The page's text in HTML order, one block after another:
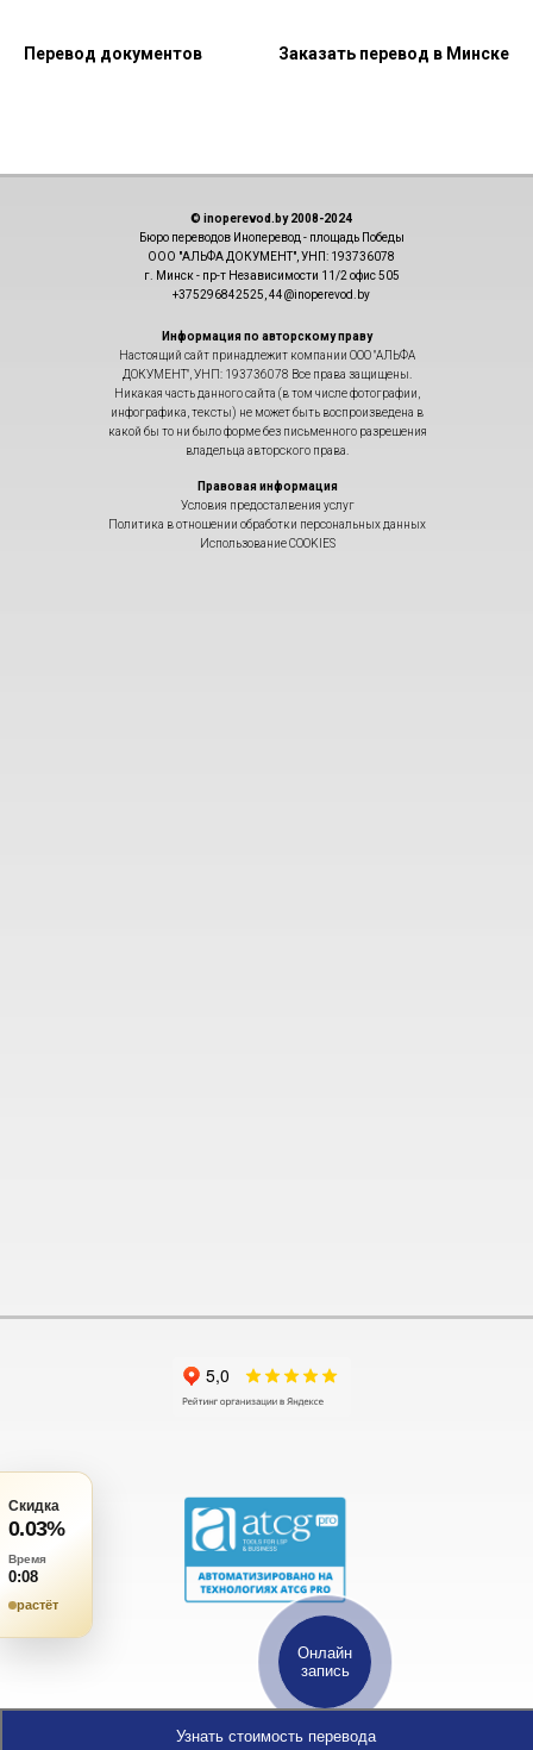
Перевод документов Заказать перевод в Минске
© inoperevod.by 2008-2024
Бюро переводов Иноперевод - площадь Победы
ООО "АЛЬФА ДОКУМЕНТ", УНП: 193736078
г. Минск - пр-т Независимости 11/2 офис 505
+375296842525, 44@inoperevod.by
Информация по авторскому праву
Настоящий сайт принадлежит компании ООО "АЛЬФА
ДОКУМЕНТ", УНП: 193736078 Все права защищены.
Никакая часть данного сайта (в том числе фотографии,
инфографика, тексты) не может быть воспроизведена в
какой бы то ни было форме без письменного разрешения
владельца авторского права.
Правовая информация
Условия предосталвения услуг
Политика в отношении обработки персональных данных
Использование COOKIES
Онлайн
запись
Узнать стоимость перевода
Скидка
0.03%
Время
0:09
растёт
0.03